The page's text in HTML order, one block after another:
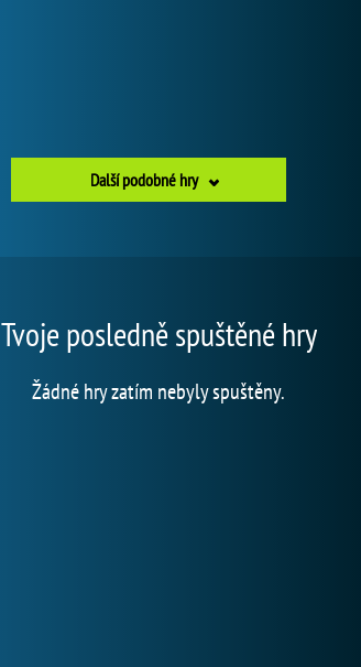
Další podobné hry
Tvoje posledně spuštěné hry
Žádné hry zatím nebyly spuštěny.